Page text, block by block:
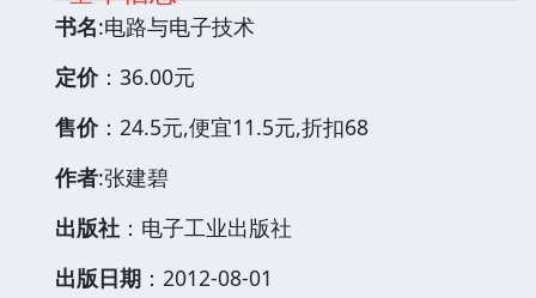
书名:电路与电子技术
定价：36.00元
售价：24.5元,便宜11.5元,折扣68
作者:张建碧
出版社 ：电子工业出版社
出版日期 ：2012-08-01